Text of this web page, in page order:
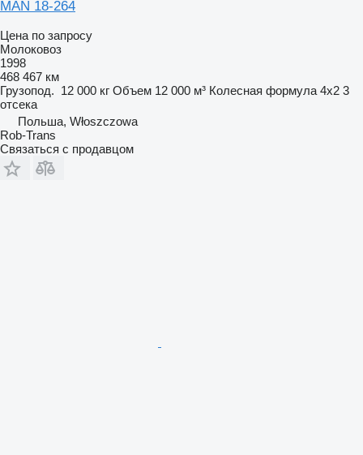
MAN 18-264
Цена по запросу
Молоковоз
1998
468 467 км
Грузопод. 12 000 кг Объем 12 000 м³ Колесная формула 4x2 3
отсека
Польша, Włoszczowa
Rob-Trans
Связаться с продавцом